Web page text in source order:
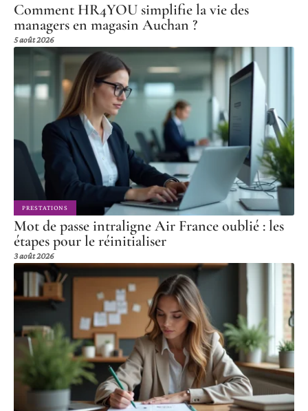
Comment HR4YOU simplifie la vie des
managers en magasin Auchan ?
5 août 2026
PRESTATIONS
Mot de passe intraligne Air France oublié : les
étapes pour le réinitialiser
3 août 2026